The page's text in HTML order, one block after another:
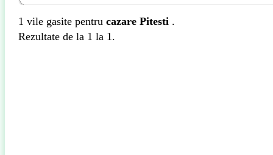
1 vile gasite pentru cazare Pitesti .
Rezultate de la 1 la 1.